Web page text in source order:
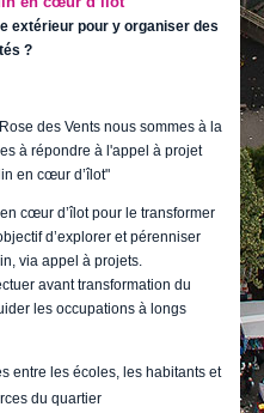
extérieur pour y organiser des
?
des Vents nous sommes à la
à répondre à l'appel à projet
en cœur d’îlot"
cœur d’îlot pour le transformer
d’explorer et pérenniser
via appel à projets.
avant transformation du
les occupations à longs
entre les écoles, les habitants et
du quartier